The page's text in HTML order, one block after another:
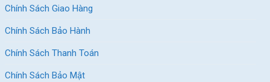
Chính Sách Giao Hàng
Chính Sách Bảo Hành
Chính Sách Thanh Toán
Chính Sách Bảo Mật